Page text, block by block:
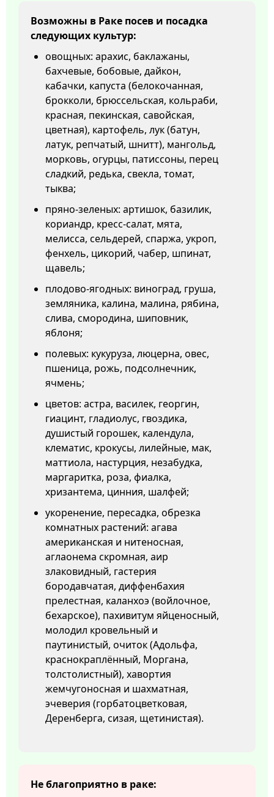
Возможны в Раке посев и посадка
следующих культур:
овощных: арахис, баклажаны,
бахчевые, бобовые, дайкон,
кабачки, капуста (белокочанная,
брокколи, брюссельская, кольраби,
красная, пекинская, савойская,
цветная), картофель, лук (батун,
латук, репчатый, шнитт), мангольд,
морковь, огурцы, патиссоны, перец
сладкий, редька, свекла, томат,
тыква;
пряно-зеленых: артишок, базилик,
кориандр, кресс-салат, мята,
мелисса, сельдерей, спаржа, укроп,
фенхель, цикорий, чабер, шпинат,
щавель;
плодово-ягодных: виноград, груша,
земляника, калина, малина, рябина,
слива, смородина, шиповник,
яблоня;
полевых: кукуруза, люцерна, овес,
пшеница, рожь, подсолнечник,
ячмень;
цветов: астра, василек, георгин,
гиацинт, гладиолус, гвоздика,
душистый горошек, календула,
клематис, крокусы, лилейные, мак,
маттиола, настурция, незабудка,
маргаритка, роза, фиалка,
хризантема, цинния, шалфей;
укоренение, пересадка, обрезка
комнатных растений: агава
американская и нитеносная,
аглаонема скромная, аир
злаковидный, гастерия
бородавчатая, диффенбахия
прелестная, каланхоэ (войлочное,
бехарское), пахивитум яйценосный,
молодил кровельный и
паутинистый, очиток (Адольфа,
краснокраплённый, Моргана,
толстолистный), хавортия
жемчугоносная и шахматная,
эчеверия (горбатоцветковая,
Деренберга, сизая, щетинистая).
Не благоприятно в раке: